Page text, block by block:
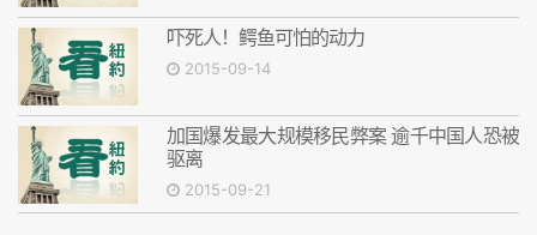
吓死人！鳄鱼可怕的动力
2015-09-14
加国爆发最大规模移民弊案 逾千中国人恐被
驱离
2015-09-21